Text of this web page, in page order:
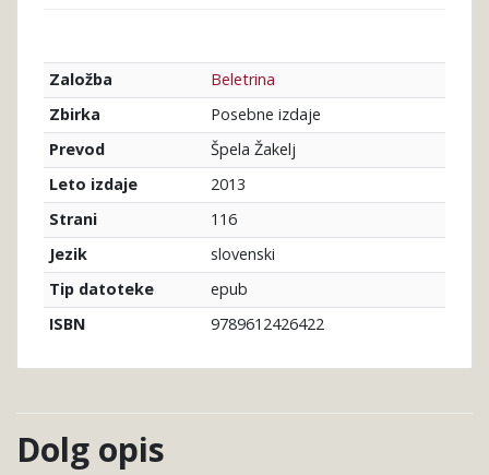
Založba
Beletrina
Zbirka
Posebne izdaje
Prevod
Špela Žakelj
Leto izdaje
2013
Strani
116
Jezik
slovenski
Tip datoteke
epub
ISBN
9789612426422
Dolg opis